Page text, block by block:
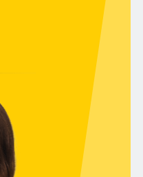
в Санкт-Петербурге,
типовая
напрямую к
на заказ по
гарнитура по
ITFMEBEL стоит
полностью
и идеально «впишется»
решения очевидны:
сантиметра
именно для вас
радует глаз.